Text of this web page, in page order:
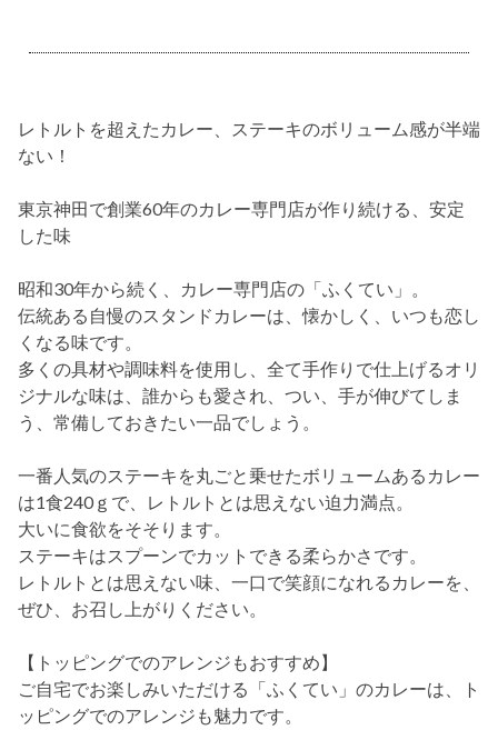
レトルトを超えたカレー、ステーキのボリューム感が半端
ない！
東京神田で創業60年のカレー専門店が作り続ける、安定
した味
昭和30年から続く、カレー専門店の「ふくてい」。
伝統ある自慢のスタンドカレーは、懐かしく、いつも恋し
くなる味です。
多くの具材や調味料を使用し、全て手作りで仕上げるオリ
ジナルな味は、誰からも愛され、つい、手が伸びてしま
う、常備しておきたい一品でしょう。
一番人気のステーキを丸ごと乗せたボリュームあるカレー
は1食240ｇで、レトルトとは思えない迫力満点。
大いに食欲をそそります。
ステーキはスプーンでカットできる柔らかさです。
レトルトとは思えない味、一口で笑顔になれるカレーを、
ぜひ、お召し上がりください。
【トッピングでのアレンジもおすすめ】
ご自宅でお楽しみいただける「ふくてい」のカレーは、ト
ッピングでのアレンジも魅力です。